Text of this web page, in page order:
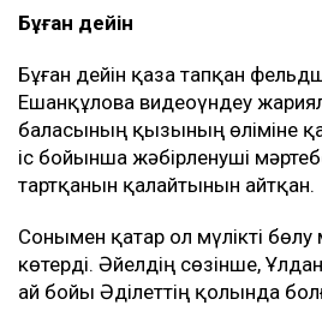
Бұған дейін
Бұған дейін қаза тапқан
Ешанқұлова видеоүндеу
баласының қызының өліміне
іс бойынша жәбірленуші
тартқанын қалайтынын айтқан.
Сонымен қатар ол мүлікті бөлу
көтерді. Әйелдің сөзінше,
ай бойы Әділеттің қолында